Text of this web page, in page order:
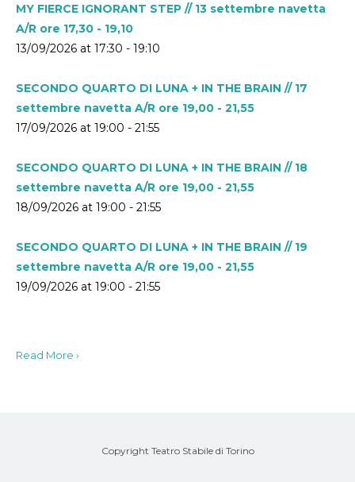
MY FIERCE IGNORANT STEP // 13 settembre navetta
A/R ore 17,30 - 19,10
13/09/2026 at 17:30 - 19:10
SECONDO QUARTO DI LUNA + IN THE BRAIN // 17
settembre navetta A/R ore 19,00 - 21,55
17/09/2026 at 19:00 - 21:55
SECONDO QUARTO DI LUNA + IN THE BRAIN // 18
settembre navetta A/R ore 19,00 - 21,55
18/09/2026 at 19:00 - 21:55
SECONDO QUARTO DI LUNA + IN THE BRAIN // 19
settembre navetta A/R ore 19,00 - 21,55
19/09/2026 at 19:00 - 21:55
Read More ›
Copyright Teatro Stabile di Torino